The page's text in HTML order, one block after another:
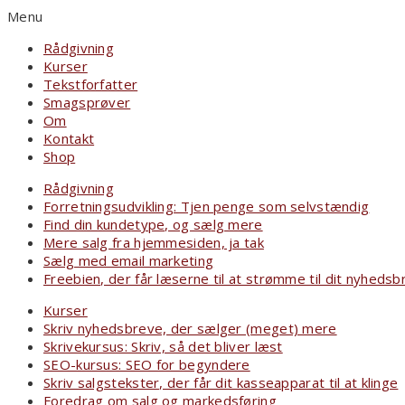
Menu
Rådgivning
Kurser
Tekstforfatter
Smagsprøver
Om
Kontakt
Shop
Rådgivning
Forretningsudvikling: Tjen penge som selvstændig
Find din kundetype, og sælg mere
Mere salg fra hjemmesiden, ja tak
Sælg med email marketing
Freebien, der får læserne til at strømme til dit
Kurser
Skriv nyhedsbreve, der sælger (meget) mere
Skrivekursus: Skriv, så det bliver læst
SEO-kursus: SEO for begyndere
Skriv salgstekster, der får dit kasseapparat til at klinge
Foredrag om salg og markedsføring